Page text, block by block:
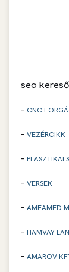
seo
- CNC
- VEZÉRCIKK
- PLASZTIKAI
- VERSEK
- AMEAMED
- HAMVAY
- AMAROV